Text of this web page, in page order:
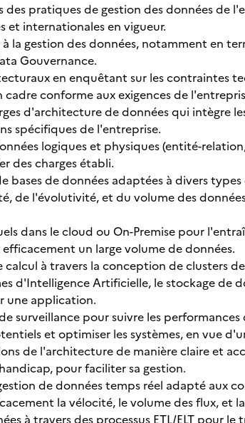
des pratiques de gestion des données de
et internationales en vigueur.
à la gestion des données, notamment en
Gouvernance.
en enquêtant sur les contraintes
conforme aux exigences de
d'architecture de données qui intègre
spécifiques de l'entreprise.
logiques et physiques (entité-
des charges établi.
bases de données adaptées à divers
de l'évolutivité, et du volume des
dans le cloud ou On-Premise pour
un large volume de données.
calcul à travers la conception de clusters
d'Intelligence Artificielle, le stockage de
une application.
surveillance pour suivre les
et optimiser les systèmes, en vue
de l'architecture de manière claire et
pour faciliter sa gestion.
de données temps réel adapté aux
la vélocité, le volume des flux, et
à travers des processus ETL/ELT pour